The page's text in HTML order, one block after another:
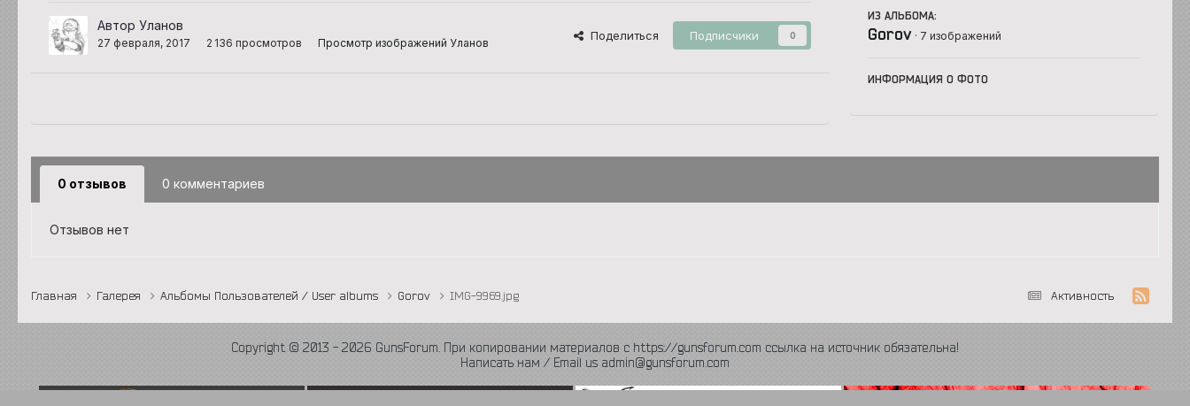
Автор Уланов
27 февраля, 2017 2 136 просмотров Просмотр изображений Уланов
Поделиться Подписчики 0
ИЗ АЛЬБОМА:
Gorov · 7 изображений
ИНФОРМАЦИЯ О ФОТО
0 отзывов 0 комментариев
Отзывов нет
Активность
Главная Галерея Альбомы Пользователей / User albums Gorov IMG-9969.jpg
Copyright © 2013 - 2026 GunsForum. При копировании материалов с https://gunsforum.com ссылка на источник обязательна!
Написать нам / Email us admin@gunsforum.com